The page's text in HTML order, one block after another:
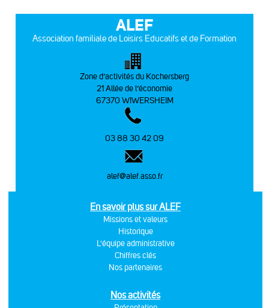
ALEF
Association familiale de Loisirs Educatifs et de Formation
Zone d’activités du Kochersberg
21 Allée de l’économie
67370 WIWERSHEIM
03 88 30 42 09
alef@alef.asso.fr
En savoir plus sur ALEF
Missions et valeurs
Historique
L'équipe administrative
Chiffres clés
Nos partenaires
Nos activités